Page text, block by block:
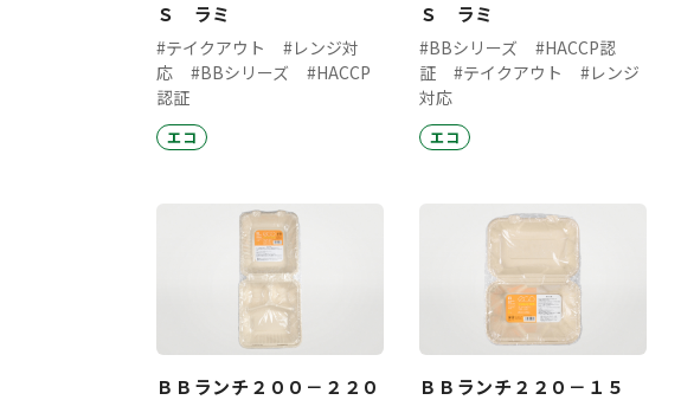
Ｓ ラミ
#テイクアウト
#レンジ対
応
#BBシリーズ
#HACCP
認証
エコ
Ｓ ラミ
#BBシリーズ
#HACCP認
証
#テイクアウト
#レンジ
対応
エコ
ＢＢランチ２００－２２０
ＢＢランチ２２０－１５